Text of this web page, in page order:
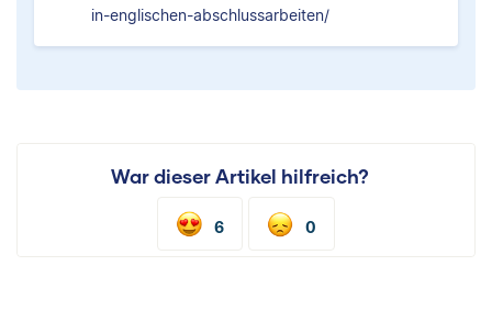
in-englischen-abschlussarbeiten/
War dieser Artikel hilfreich?
6 0